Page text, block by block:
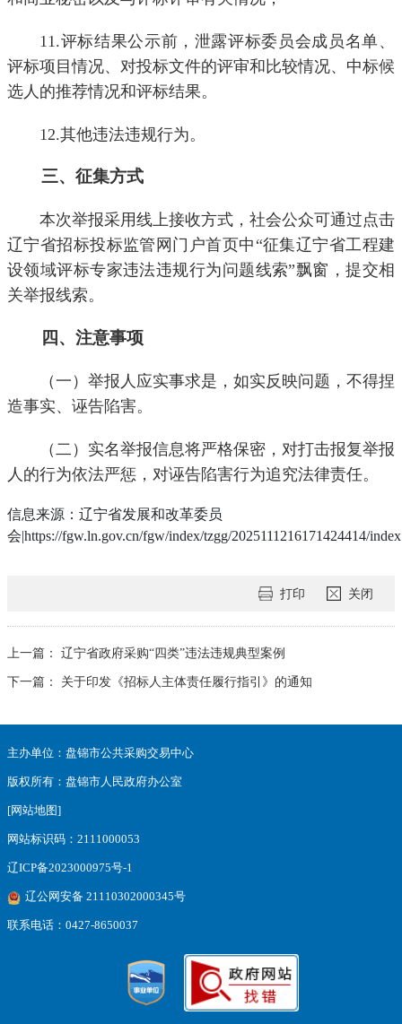
11.评标结果公示前，泄露评标委员会成员名单、
评标项目情况、对投标文件的评审和比较情况、中标候
选人的推荐情况和评标结果。
12.其他违法违规行为。
三、征集方式
本次举报采用线上接收方式，社会公众可通过点击
辽宁省招标投标监管网门户首页中“征集辽宁省工程建
设领域评标专家违法违规行为问题线索”飘窗，提交相
关举报线索。
四、注意事项
（一）举报人应实事求是，如实反映问题，不得捏
造事实、诬告陷害。
（二）实名举报信息将严格保密，对打击报复举报
人的行为依法严惩，对诬告陷害行为追究法律责任。
信息来源：辽宁省发展和改革委员
会|https://fgw.ln.gov.cn/fgw/index/tzgg/2025111216171424414/
打印 关闭
上一篇：
辽宁省政府采购“四类”违法违规典型案例
下一篇：
关于印发《招标人主体责任履行指引》的通知
主办单位：盘锦市公共采购交易中心
版权所有：盘锦市人民政府办公室
[网站地图]
网站标识码：2111000053
辽ICP备2023000975号-1
辽公网安备 21110302000345号
联系电话：0427-8650037